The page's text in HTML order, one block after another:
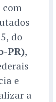
com
do
PR),
e
a